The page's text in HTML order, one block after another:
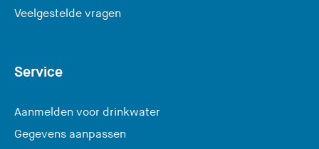
Veelgestelde vragen
Service
Aanmelden voor drinkwater
Gegevens aanpassen